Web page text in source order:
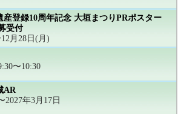
産登録10周年記念 大垣まつりPRポスター
受付
月28日(月)
〜10:30
AR
2027年3月17日